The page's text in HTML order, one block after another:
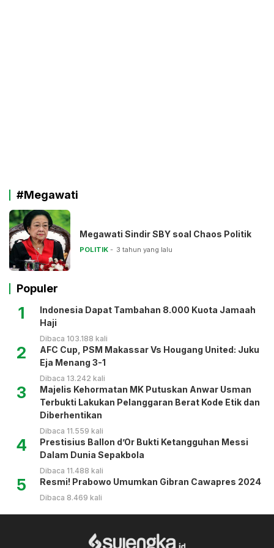
#Megawati
Megawati Sindir SBY soal Chaos Politik
POLITIK 3 tahun yang lalu
Populer
1
Indonesia Dapat Tambahan 8.000 Kuota Jamaah
Haji
Dibaca 103.188 kali
2
AFC Cup, PSM Makassar Vs Hougang United: Juku
Eja Menang 3-1
Dibaca 13.242 kali
3
Majelis Kehormatan MK Putuskan Anwar Usman
Terbukti Lakukan Pelanggaran Berat Kode Etik dan
Diberhentikan
Dibaca 11.559 kali
4
Prestisius Ballon d’Or Bukti Ketangguhan Messi
Dalam Dunia Sepakbola
Dibaca 11.488 kali
5 Resmi! Prabowo Umumkan Gibran Cawapres 2024
Dibaca 8.469 kali